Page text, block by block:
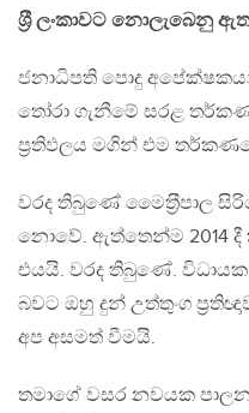
ශ‍්‍රී ලංකාවට නොලැබෙනු
ජනාධිපති පොදු
තෝරා ගැනීමේ සරළ
ප‍්‍රතිඵලය මගින් එම
වරද තිබුණේ මෛත‍්‍රීපාල
නොවේ. ඇත්තෙන්ම 2014 දී
එයයි. වරද තිබුණේ.
බවට ඔහු දුන් උත්තුංග
අප අසමත් වීමයි.
තමාගේ වසර නවයක